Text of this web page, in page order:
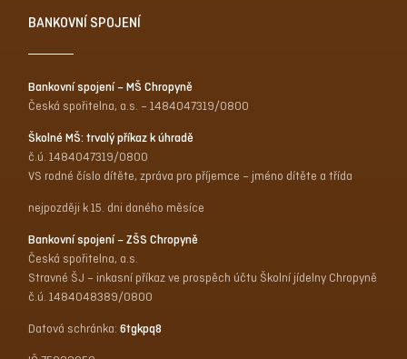
BANKOVNÍ SPOJENÍ
Bankovní spojení – MŠ Chropyně
Česká spořitelna, a.s. – 1484047319/0800
Školné MŠ: trvalý příkaz k úhradě
č.ú. 1484047319/0800
VS rodné číslo dítěte, zpráva pro příjemce – jméno dítěte a třída
nejpozději k 15. dni daného měsíce
Bankovní spojení – ZŠS Chropyně
Česká spořitelna, a.s.
Stravné ŠJ – inkasní příkaz ve prospěch účtu Školní jídelny Chropyně
č.ú. 1484048389/0800
Datová schránka:6tgkpq8